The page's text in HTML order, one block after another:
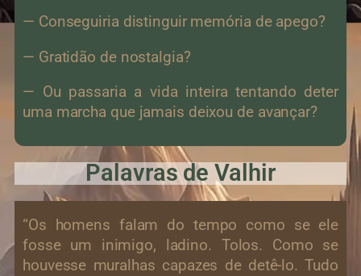
— Conseguiria distinguir memória de apego?
— Gratidão de nostalgia?
— Ou passaria a vida inteira tentando deter
uma marcha que jamais deixou de avançar?
Palavras de Valhir
“Os homens falam do tempo como se ele
fosse um inimigo, ladino. Tolos. Como se
houvesse muralhas capazes de detê-lo. Tudo